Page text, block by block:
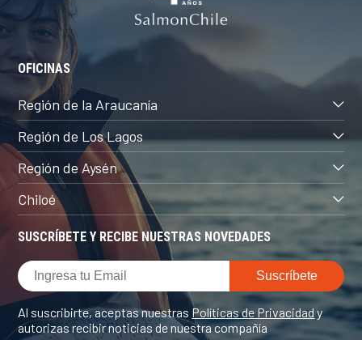
SUSCRÍBETE Y RECIBE NUESTRAS NOVEDADES
Al suscribirte, aceptas nuestras Políticas de Privacidady
autorizas recibir noticias de nuestra compañía
OFICINAS
Región de la Araucanía
Región de Los Lagos
Región de Aysén
Chiloé